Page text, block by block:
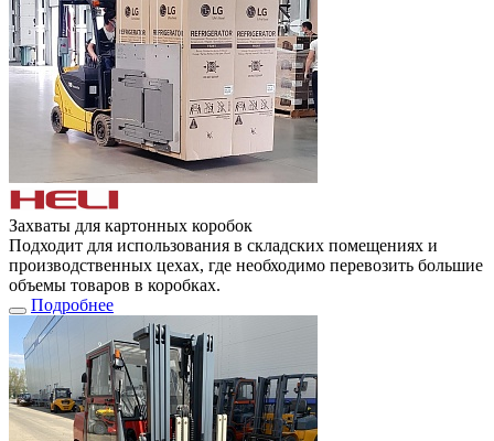
Захваты для картонных коробок
Подходит для использования в складских помещениях и
производственных цехах, где необходимо перевозить большие
объемы товаров в коробках.
Подробнее